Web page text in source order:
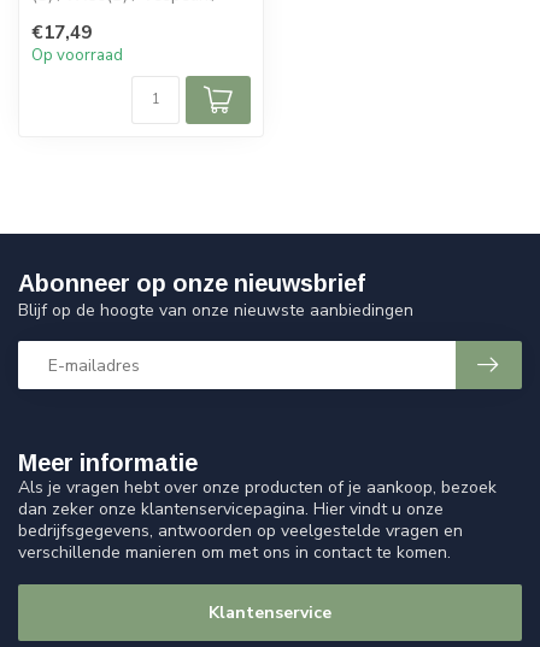
€17,49
Op voorraad
Meer informatie
Als je vragen hebt over onze producten of je aankoop, bezoek
dan zeker onze klantenservicepagina. Hier vindt u onze
bedrijfsgegevens, antwoorden op veelgestelde vragen en
verschillende manieren om met ons in contact te komen.
Klantenservice
Abonneer op onze nieuwsbrief
Blijf op de hoogte van onze nieuwste aanbiedingen